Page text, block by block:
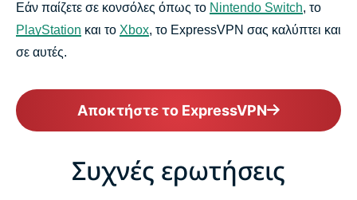
Εάν παίζετε σε κονσόλες όπως το Nintendo Switch, το
PlayStation και το Xbox, το ExpressVPN σας καλύπτει και
σε αυτές.
Αποκτήστε το ExpressVPN
Συχνές ερωτήσεις